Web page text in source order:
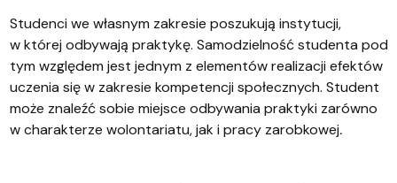
Studenci we własnym zakresie poszukują instytucji,
w której odbywają praktykę. Samodzielność studenta pod
tym względem jest jednym z elementów realizacji efektów
uczenia się w zakresie kompetencji społecznych. Student
może znaleźć sobie miejsce odbywania praktyki zarówno
w charakterze wolontariatu, jak i pracy zarobkowej.